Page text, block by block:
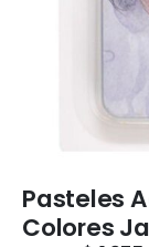
Pasteles
Colores